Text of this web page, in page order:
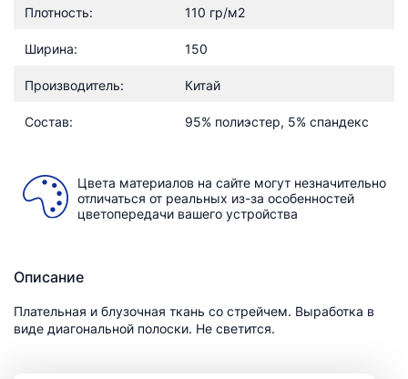
Плотность: 110 гр/м2
Ширина: 150
Производитель: Китай
Состав: 95% полиэстер, 5% спандекс
Цвета материалов на сайте могут незначительно
отличаться от реальных из-за особенностей
цветопередачи вашего устройства
Описание
Плательная и блузочная ткань со стрейчем. Выработка в
виде диагональной полоски. Не светится.